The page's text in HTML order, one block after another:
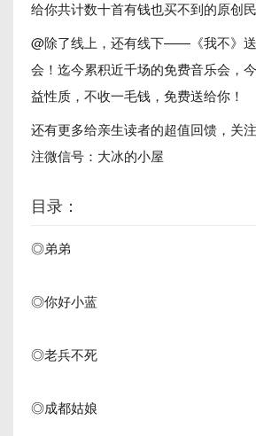
给你共计数十首有钱也买不到的原创民
@除了线上，还有线下——《我不》
会！迄今累积近千场的免费音乐会，
益性质，不收一毛钱，免费送给你！
还有更多给亲生读者的超值回馈，关
注微信号：大冰的小屋
目录：
◎弟弟
◎你好小蓝
◎老兵不死
◎成都姑娘